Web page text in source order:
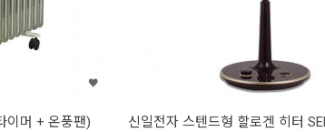
이머 + 온풍팬)
신일전자 스텐드형 할로겐 히터